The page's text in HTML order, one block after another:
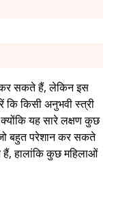
कर सकते हैं, लेकिन इस
किसी अनुभवी स्त्री
यह सारे लक्षण कुछ
बहुत परेशान कर सकते
हालांकि कुछ महिलाओं